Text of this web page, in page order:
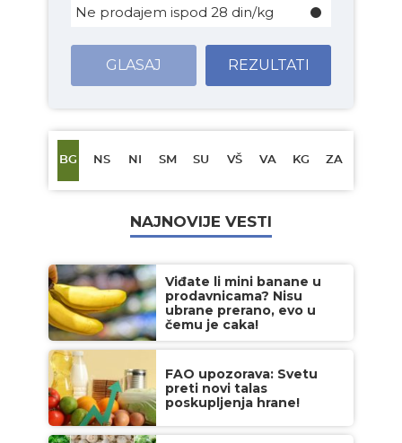
Ne prodajem ispod 28 din/kg
GLASAJ REZULTATI
BG NS NI SM SU VŠ VA KG ZA
NAJNOVIJE VESTI
Viđate li mini banane u
prodavnicama? Nisu
ubrane prerano, evo u
čemu je caka!
FAO upozorava: Svetu
preti novi talas
poskupljenja hrane!